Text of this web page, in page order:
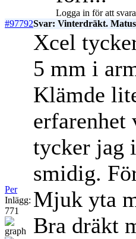
Logga in för att svara
#97792Svar: Vinterdräkt.
Per
Inlägg:
771
Xcel
5 mm i
Klämde
erfarenhet
tycker jag
smidig.
Mjuk yta
Bra dräkt